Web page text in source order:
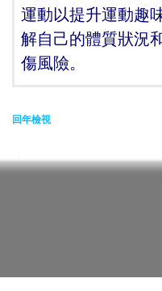
運動以提升運動趣
解自己的體質狀況
傷風險。
回年檢視